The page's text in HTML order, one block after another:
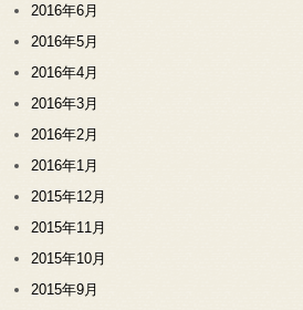
2016年6月
2016年5月
2016年4月
2016年3月
2016年2月
2016年1月
2015年12月
2015年11月
2015年10月
2015年9月